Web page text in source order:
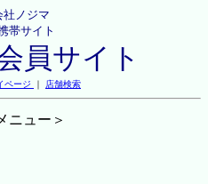
社ノジマ
帯サイト
員サイト
ページ ｜ 店舗検索
ニュー＞